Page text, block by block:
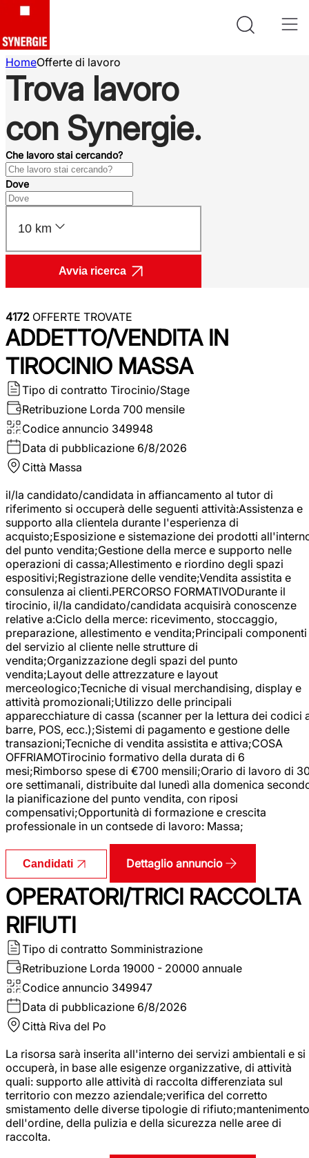
HomeOfferte di lavoro
Trova lavoro
con Synergie.
Che lavoro stai cercando?
Dove
10 km
Avvia ricerca
4172 OFFERTE TROVATE
ADDETTO/VENDITA IN
TIROCINIO MASSA
Tipo di contratto Tirocinio/Stage
Retribuzione Lorda 700 mensile
Codice annuncio 349948
Data di pubblicazione 6/8/2026
Città Massa
il/la candidato/candidata in affiancamento al tutor di
riferimento si occuperà delle seguenti attività:Assistenza e
supporto alla clientela durante l'esperienza di
acquisto;Esposizione e sistemazione dei prodotti
del punto vendita;Gestione della merce e supporto nelle
operazioni di cassa;Allestimento e riordino degli spazi
espositivi;Registrazione delle vendite;Vendita assistita e
consulenza ai clienti.PERCORSO FORMATIVODurante il
tirocinio, il/la candidato/candidata acquisirà conoscenze
relative a:Ciclo della merce: ricevimento, stoccaggio,
preparazione, allestimento e vendita;Principali componenti
del servizio al cliente nelle strutture di
vendita;Organizzazione degli spazi del punto
vendita;Layout delle attrezzature e layout
merceologico;Tecniche di visual merchandising, display e
attività promozionali;Utilizzo delle principali
apparecchiature di cassa (scanner per la lettura dei codici
barre, POS, ecc.);Sistemi di pagamento e gestione delle
transazioni;Tecniche di vendita assistita e attiva;COSA
OFFRIAMOTirocinio formativo della durata di 6
mesi;Rimborso spese di €700 mensili;Orario di lavoro di
ore settimanali, distribuite dal lunedì alla domenica
la pianificazione del punto vendita, con riposi
compensativi;Opportunità di formazione e crescita
professionale in un contsede di lavoro: Massa;
Candidati Dettaglio annuncio
OPERATORI/TRICI RACCOLTA
RIFIUTI
Tipo di contratto Somministrazione
Retribuzione Lorda 19000 - 20000 annuale
Codice annuncio 349947
Data di pubblicazione 6/8/2026
Città Riva del Po
La risorsa sarà inserita all'interno dei servizi ambientali e si
occuperà, in base alle esigenze organizzative, di attività
quali: supporto alle attività di raccolta differenziata sul
territorio con mezzo aziendale;verifica del corretto
smistamento delle diverse tipologie di rifiuto;mantenimento
dell'ordine, della pulizia e della sicurezza nelle aree di
raccolta.